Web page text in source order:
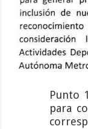
Punto
para